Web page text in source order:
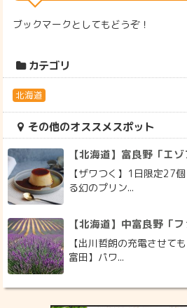
ブックマークとしてもどうぞ！
カテゴリ
北海道
その他のオススメスポット
【北海道】富良野「エ
【ザワつく】1日限定27
る幻のプリン...
【北海道】中富良野「フ
【出川哲朗の充電させて
富田】パワ...